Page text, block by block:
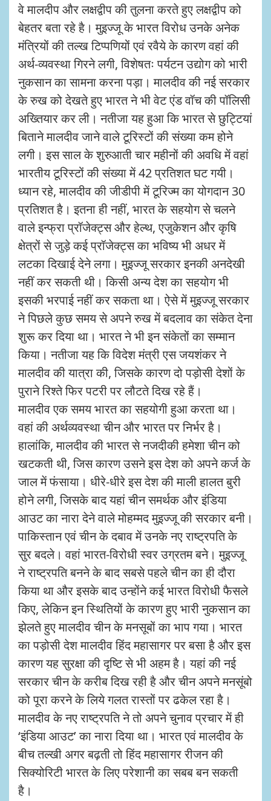
वे मालदीप और लक्षद्वीप की तुलना करते हुए लक्षद्वीप को
बेहतर बता रहे है। मुइज्जू के भारत विरोध उनके अनेक
मंत्रियों की तल्ख टिप्पणियों एवं रवैये के कारण वहां की
अर्थ-व्यवस्था गिरने लगी, विशेषतः पर्यटन उद्योग को भारी
नुकसान का सामना करना पड़ा। मालदीव की नई सरकार
के रुख को देखते हुए भारत ने भी वेट एंड वॉच की पॉलिसी
अख्तियार कर ली। नतीजा यह हुआ कि भारत से छुट्टियां
बिताने मालदीव जाने वाले टूरिस्टों की संख्या कम होने
लगी। इस साल के शुरुआती चार महीनों की अवधि में वहां
भारतीय टूरिस्टों की संख्या में 42 प्रतिशत घट गयी।
ध्यान रहे, मालदीव की जीडीपी में टूरिज्म का योगदान 30
प्रतिशत है। इतना ही नहीं, भारत के सहयोग से चलने
वाले इन्फ्रा प्रॉजेक्ट्स और हेल्थ, एजुकेशन और कृषि
क्षेत्रों से जुड़े कई प्रॉजेक्ट्स का भविष्य भी अधर में
लटका दिखाई देने लगा। मुइज्जू सरकार इनकी अनदेखी
नहीं कर सकती थी। किसी अन्य देश का सहयोग भी
इसकी भरपाई नहीं कर सकता था। ऐसे में मुइज्जू सरकार
ने पिछले कुछ समय से अपने रुख में बदलाव का संकेत देना
शुरू कर दिया था। भारत ने भी इन संकेतों का सम्मान
किया। नतीजा यह कि विदेश मंत्री एस जयशंकर ने
मालदीव की यात्रा की, जिसके कारण दो पड़ोसी देशों के
पुराने रिश्ते फिर पटरी पर लौटते दिख रहे हैं।
मालदीव एक समय भारत का सहयोगी हुआ करता था।
वहां की अर्थव्यवस्था चीन और भारत पर निर्भर है।
हालांकि, मालदीव की भारत से नजदीकी हमेशा चीन को
खटकती थी, जिस कारण उसने इस देश को अपने कर्ज के
जाल में फंसाया। धीरे-धीरे इस देश की माली हालत बुरी
होने लगी, जिसके बाद यहां चीन समर्थक और इंडिया
आउट का नारा देने वाले मोहम्मद मुइज्जू की सरकार बनी।
पाकिस्तान एवं चीन के दबाव में उनके नए राष्ट्रपति के
सुर बदले। वहां भारत-विरोधी स्वर उग्रतम बने। मुइज्जू
ने राष्ट्रपति बनने के बाद सबसे पहले चीन का ही दौरा
किया था और इसके बाद उन्होंने कई भारत विरोधी फैसले
किए, लेकिन इन स्थितियों के कारण हुए भारी नुकसान का
झेलते हुए मालदीव चीन के मनसूबों का भाप गया। भारत
का पड़ोसी देश मालदीव हिंद महासागर पर बसा है और इस
कारण यह सुरक्षा की दृष्टि से भी अहम है। यहां की नई
सरकार चीन के करीब दिख रही है और चीन अपने मनसूंबो
को पूरा करने के लिये गलत रास्तों पर ढकेल रहा है।
मालदीव के नए राष्ट्रपति ने तो अपने चुनाव प्रचार में ही
‘इंडिया आउट’ का नारा दिया था। भारत एवं मालदीव के
बीच तल्खी अगर बढ़ती तो हिंद महासागर रीजन की
सिक्योरिटी भारत के लिए परेशानी का सबब बन सकती
है।